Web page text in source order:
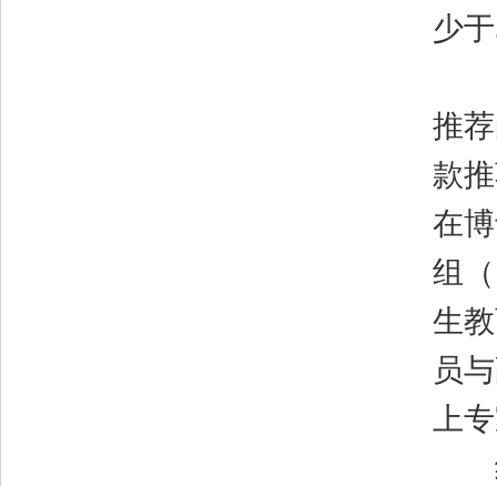
少于
推
款
在
组
生
员
上
经